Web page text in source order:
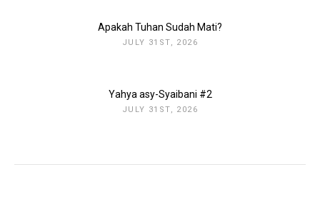
Apakah Tuhan Sudah Mati?
JULY 31ST, 2026
Yahya asy-Syaibani #2
JULY 31ST, 2026